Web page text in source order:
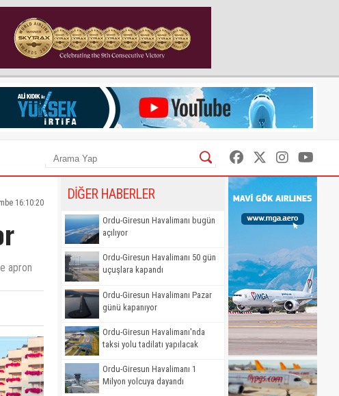
16:10:20
apron
DİĞER HABERLER
Ordu-Giresun Havalimanı bugün
açılıyor
Ordu-Giresun Havalimanı 50 gün
uçuşlara kapandı
Ordu-Giresun Havalimanı Pazar
günü kapanıyor
Ordu-Giresun Havalimanı'nda
taksi yolu tadilatı yapılacak
Ordu-Giresun Havalimanı 1
Milyon yolcuya dayandı